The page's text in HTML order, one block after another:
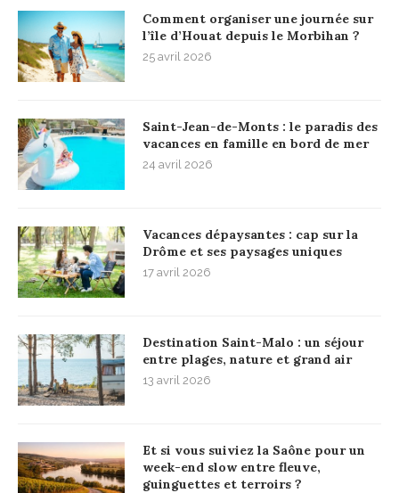
Comment organiser une journée sur
l’île d’Houat depuis le Morbihan ?
25 avril 2026
Saint-Jean-de-Monts : le paradis des
vacances en famille en bord de mer
24 avril 2026
Vacances dépaysantes : cap sur la
Drôme et ses paysages uniques
17 avril 2026
Destination Saint-Malo : un séjour
entre plages, nature et grand air
13 avril 2026
Et si vous suiviez la Saône pour un
week-end slow entre fleuve,
guinguettes et terroirs ?